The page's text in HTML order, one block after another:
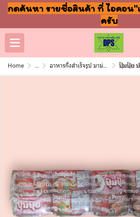
กดค้นหา รายชื่อสินค้า ที่ ไอคอน"
ครับ
Home ... อาหารกึ่งสำเร็จรูป มาม่า ปลากระป๋อง ปุ้มปุ้ย ปลา